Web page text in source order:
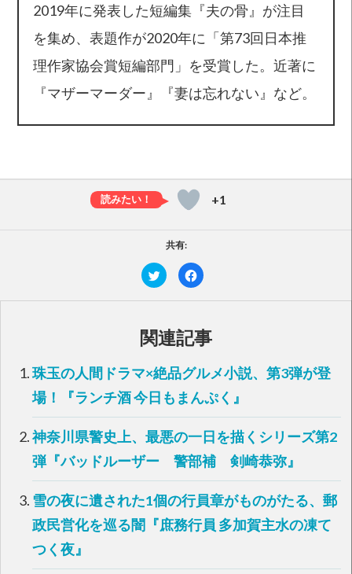
2019年に発表した短編集『夫の骨』が注目
を集め、表題作が2020年に「第73回日本推
理作家協会賞短編部門」を受賞した。近著に
『マザーマーダー』『妻は忘れない』など。
+1
共有:
ク
リ
ク
T
w
i
t
e
で
共
有
新
し
ン
ウ
で
開
き
F
a
e
o
k
で
有
す
に
は
ク
ッ
ク
し
て
く
だ
い
(
新
し
い
関連記事
珠玉の人間ドラマ×絶品グルメ小説、第3弾が登
場！『ランチ酒 今日もまんぷく』
神奈川県警史上、最悪の一日を描くシリーズ第2
弾『バッドルーザー 警部補 剣崎恭弥』
雪の夜に遺された1個の行員章がものがたる、郵
政民営化を巡る闇『庶務行員 多加賀主水の凍て
つく夜』